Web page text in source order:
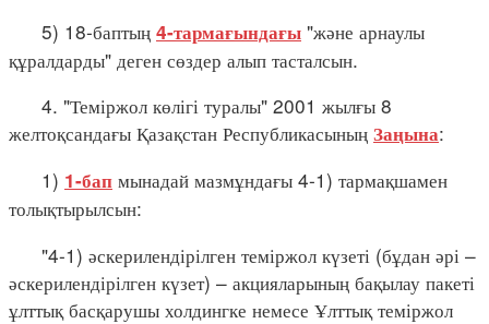
5) 18-баптың 4-тармағындағы "және арнаулы
құралдарды" деген сөздер алып тасталсын.
4. "Теміржол көлігі туралы" 2001 жылғы 8
желтоқсандағы Қазақстан Республикасының Заңына:
1) 1-бап мынадай мазмұндағы 4-1) тармақшамен
толықтырылсын:
"4-1) әскерилендірілген теміржол күзеті (бұдан әрі –
әскерилендірілген күзет) – акцияларының бақылау пакеті
ұлттық басқарушы холдингке немесе Ұлттық теміржол